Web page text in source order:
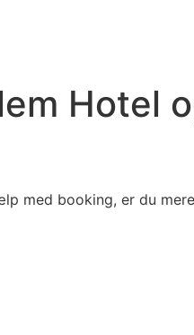
Hotel
med booking, er du